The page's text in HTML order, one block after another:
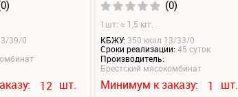
39/0
12 шт.
(0)
1шт: ≈ 1,5 кгг.
КБЖУ: 350 ккал 13/33/0
Сроки реализации:45 суток
Производитель:
Брестский мясокомбинат
Минимум к заказу: 1 шт.